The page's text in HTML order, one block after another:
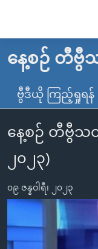
လွယ်ကူ
သည့်
များ
ပင်မ
သို့
ကြည့်
ရန်
မူလစာမျက်နှာ
မြန်မာ
ကမ္ဘာ့သတင်းများ
နိုင်ငံတကာ
အမေရိကန်
အစ္စရေး-ပါလက်စတိုင်း
ဗွီဒီယို
သတင်းလွတ်လပ်ခွင့်
ရပ်ဝန်းတခု လမ်းတ
အင်္ဂလိပ်စာလေ့လာမ
မကြေးမုံရဲ့ အင်္ဂလိပ်စာ
ရေဒီယို
ရေဒီယိုနှင့်ရုပ်သံ အခ
နေ့စဉ် တီဗွီ
ဗွီဒီယို ကြည့်ရှုရန်
နေ့စဉ် တီဗွီသတ
၂၀၂၃)
၀၉ ဇန္နဝါရီ၊ ၂၀၂၃